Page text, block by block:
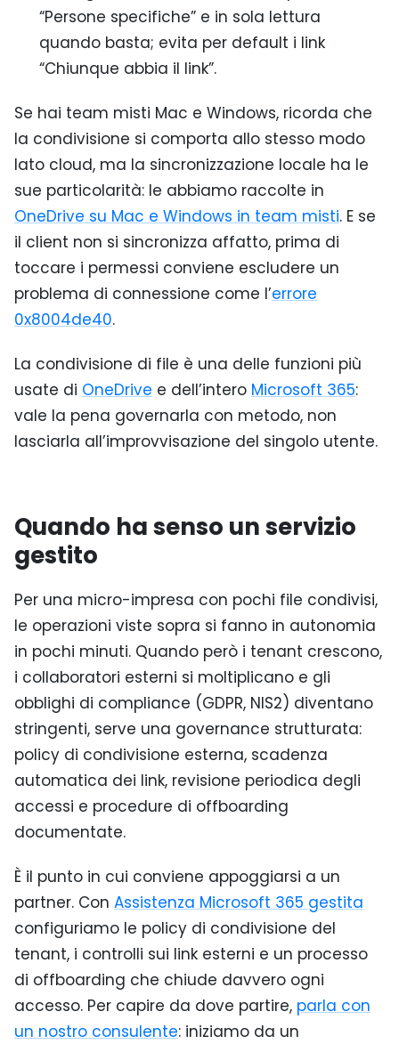
“Persone specifiche” e in sola lettura
quando basta; evita per default i link
“Chiunque abbia il link”.
Se hai team misti Mac e Windows, ricorda che
la condivisione si comporta allo stesso modo
lato cloud, ma la sincronizzazione locale ha le
sue particolarità: le abbiamo raccolte in
OneDrive su Mac e Windows in team misti. E se
il client non si sincronizza affatto, prima di
toccare i permessi conviene escludere un
problema di connessione come l’errore
0x8004de40.
La condivisione di file è una delle funzioni più
usate di OneDrive e dell’intero Microsoft 365:
vale la pena governarla con metodo, non
lasciarla all’improvvisazione del singolo utente.
Quando ha senso un servizio
gestito
Per una micro-impresa con pochi file condivisi,
le operazioni viste sopra si fanno in autonomia
in pochi minuti. Quando però i tenant crescono,
i collaboratori esterni si moltiplicano e gli
obblighi di compliance (GDPR, NIS2) diventano
stringenti, serve una governance strutturata:
policy di condivisione esterna, scadenza
automatica dei link, revisione periodica degli
accessi e procedure di offboarding
documentate.
È il punto in cui conviene appoggiarsi a un
partner. Con Assistenza Microsoft 365 gestita
configuriamo le policy di condivisione del
tenant, i controlli sui link esterni e un processo
di offboarding che chiude davvero ogni
accesso. Per capire da dove partire, parla con
un nostro consulente: iniziamo da un